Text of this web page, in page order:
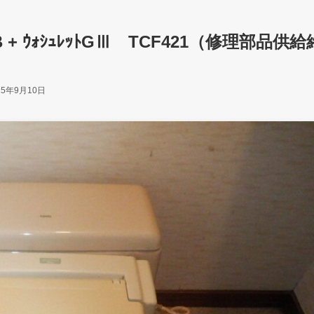
ｳｫｼｭﾚｯﾄGⅢ TCF421（修理部品供給
年9月10日